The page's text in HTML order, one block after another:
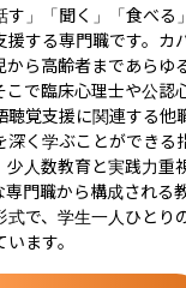
す」「聞く」「食べる
援する専門職です。カ
から高齢者まであらゆ
こで臨床心理士や公認
聴覚支援に関連する他
深く学ぶことができる
少人数教育と実践力重
専門職から構成される
式で、学生一人ひとり
ます。